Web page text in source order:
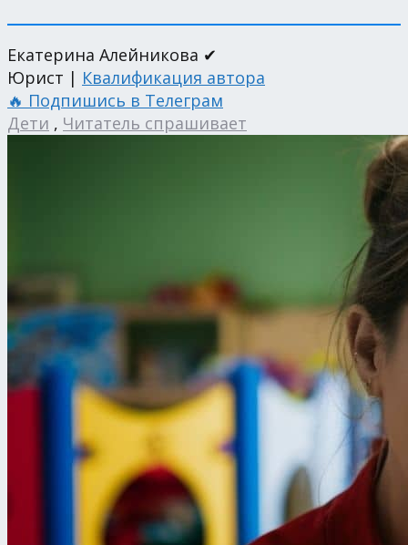
Екатерина Алейникова ✔
Юрист | Квалификация автора
🔥 Подпишись в Телеграм
Дети , Читатель спрашивает